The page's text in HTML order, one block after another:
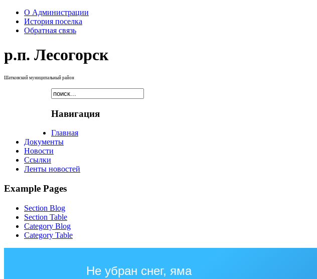
О Администрации
История поселка
Обратная связь
р.п. Лесогорск
Шатковский муниципальный район
Навигация
Главная
Документы
Новости
Ссылки
Ленты новостей
Example Pages
Section Blog
Section Table
Category Blog
Category Table
Не убран снег, яма